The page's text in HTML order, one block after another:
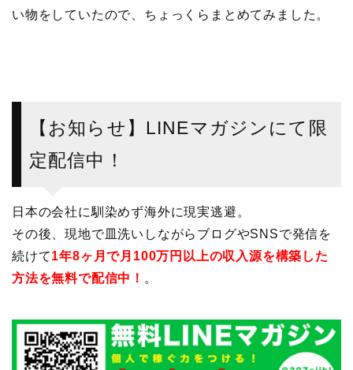
い物をしていたので、ちょっくらまとめてみました。
【お知らせ】LINEマガジンにて限
定配信中！
日本の会社に馴染めず海外に現実逃避。
その後、現地で皿洗いしながらブログやSNSで発信を
続けて1年8ヶ月で月100万円以上の収入源を構築した
方法を無料で配信中！ 。